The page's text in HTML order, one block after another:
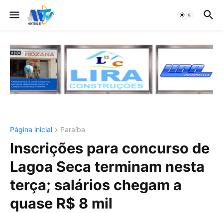
Página inicial Paraíba
Inscrições para concurso de
Lagoa Seca terminam nesta
terça; salários chegam a
quase R$ 8 mil